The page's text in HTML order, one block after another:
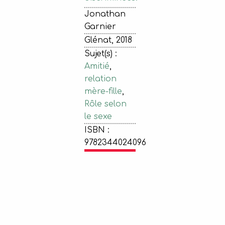
Jonathan
Garnier
Glénat, 2018
Sujet(s) :
Amitié,
relation
mère-fille,
Rôle selon
le sexe
ISBN :
9782344024096